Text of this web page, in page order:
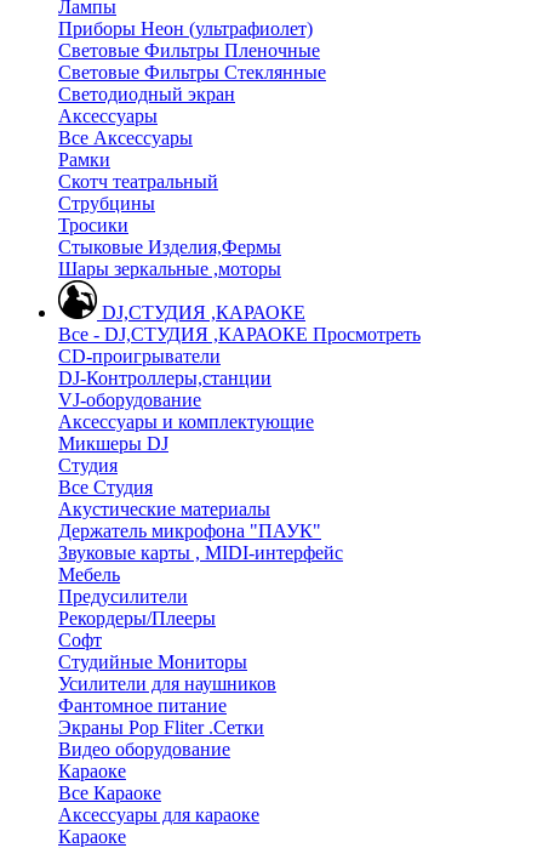
Лампы
Приборы Неон (ультрафиолет)
Световые Фильтры Пленочные
Световые Фильтры Стеклянные
Светодиодный экран
Аксессуары
Все Аксессуары
Рамки
Скотч театральный
Струбцины
Тросики
Стыковые Изделия,Фермы
Шары зеркальные ,моторы
DJ,СТУДИЯ ,КАРАОКЕ
Все - DJ,СТУДИЯ ,КАРАОКЕ Просмотреть
CD-проигрыватели
DJ-Контроллеры,станции
VJ-оборудование
Аксессуары и комплектующие
Микшеры DJ
Студия
Все Студия
Акустические материалы
Держатель микрофона "ПАУК"
Звуковые карты , MIDI-интерфейс
Мебель
Предусилители
Рекордеры/Плееры
Софт
Студийные Мониторы
Усилители для наушников
Фантомное питание
Экраны Pop Fliter .Сетки
Видео оборудование
Караоке
Все Караоке
Аксессуары для караоке
Караоке